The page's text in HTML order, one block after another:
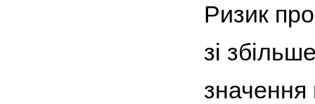
Ризик
зі
значення